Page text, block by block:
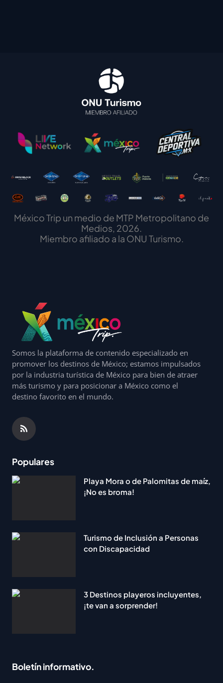
México Trip un medio de MTP Metropolitano de
Medios, 2026.
Miembro afiliado a la ONU Turismo.
Somos la plataforma de contenido especializado en
promover los destinos de México; estamos impulsados
por la industria turística de México para bien de atraer
más turismo y para posicionar a México como el
destino favorito en el mundo.
Populares
Playa Mora o de Palomitas de maíz,
¡No es broma!
Turismo de Inclusión a Personas
con Discapacidad
3 Destinos playeros incluyentes,
¡te van a sorprender!
Boletín informativo.